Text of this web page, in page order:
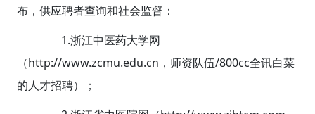
布，供应聘者查询和社会监督：
1.浙江中医药大学网
（http://www.zcmu.edu.cn，师资队伍/800cc全讯白菜
的人才招聘）；